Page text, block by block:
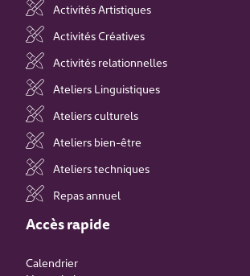
Activités Artistiques
Activités Créatives
Activités relationnelles
Ateliers Linguistiques
Ateliers culturels
Ateliers bien-être
Ateliers techniques
Repas annuel
Accès rapide
Calendrier